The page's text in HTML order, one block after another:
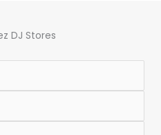
DJ Stores